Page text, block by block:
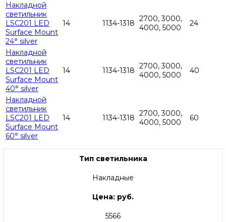
Накладной
светильник
LSC201 LED
Surface Mount
24° silver
14 1134-1318 2700, 3000,
4000, 5000
24
Накладной
светильник
LSC201 LED
Surface Mount
40° silver
14 1134-1318 2700, 3000,
4000, 5000
40
Накладной
светильник
LSC201 LED
Surface Mount
60° silver
14 1134-1318 2700, 3000,
4000, 5000
60
Тип светильника
Накладные
Цена: руб.
5566